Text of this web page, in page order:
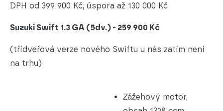
DPH od 399 900 Kč, úspora až 130 000 Kč
Suzuki Swift 1.3 GA (5dv.) - 259 900 Kč
(třídveřová verze nového Swiftu u nás zatím není
na trhu)
Zážehový motor,